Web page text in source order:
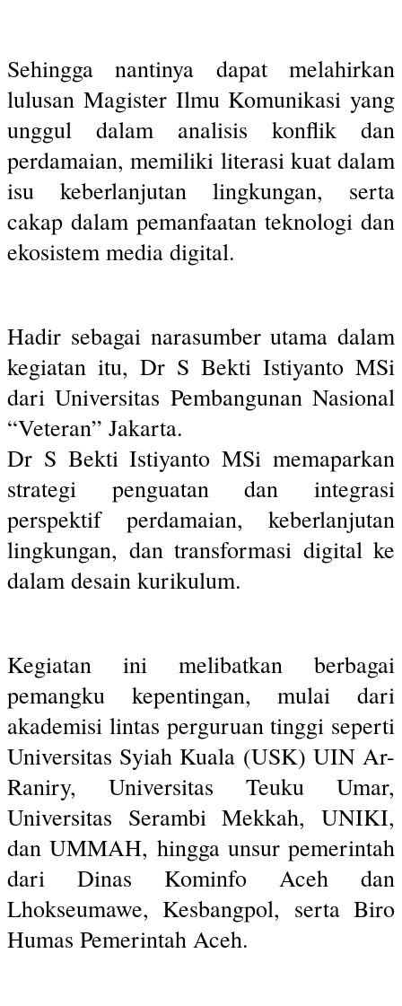
Sehingga nantinya dapat melahirkan
lulusan Magister Ilmu Komunikasi yang
unggul dalam analisis konflik dan
perdamaian, memiliki literasi kuat dalam
isu keberlanjutan lingkungan, serta
cakap dalam pemanfaatan teknologi dan
ekosistem media digital.
Hadir sebagai narasumber utama dalam
kegiatan itu, Dr S Bekti Istiyanto MSi
dari Universitas Pembangunan Nasional
“Veteran” Jakarta.
Dr S Bekti Istiyanto MSi memaparkan
strategi penguatan dan integrasi
perspektif perdamaian, keberlanjutan
lingkungan, dan transformasi digital ke
dalam desain kurikulum.
Kegiatan ini melibatkan berbagai
pemangku kepentingan, mulai dari
akademisi lintas perguruan tinggi seperti
Universitas Syiah Kuala (USK) UIN Ar-
Raniry, Universitas Teuku Umar,
Universitas Serambi Mekkah, UNIKI,
dan UMMAH, hingga unsur pemerintah
dari Dinas Kominfo Aceh dan
Lhokseumawe, Kesbangpol, serta Biro
Humas Pemerintah Aceh.